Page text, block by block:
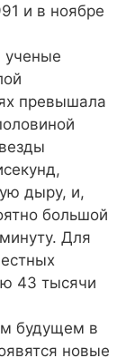
и в ноябре
превышала
дыру, и,
большой
Для
43 тысячи
будущем в
новые